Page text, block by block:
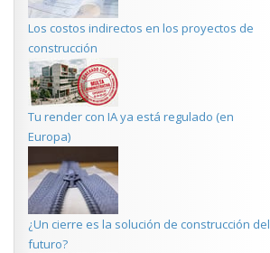
Los costos indirectos en los proyectos de
construcción
Tu render con IA ya está regulado (en
Europa)
¿Un cierre es la solución de construcción del
futuro?